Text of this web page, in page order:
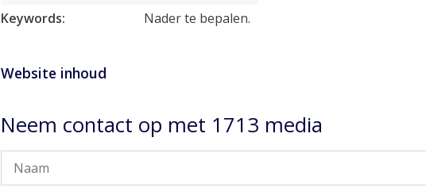
Keywords: Nader te bepalen.
Website inhoud
Neem contact op met 1713 media